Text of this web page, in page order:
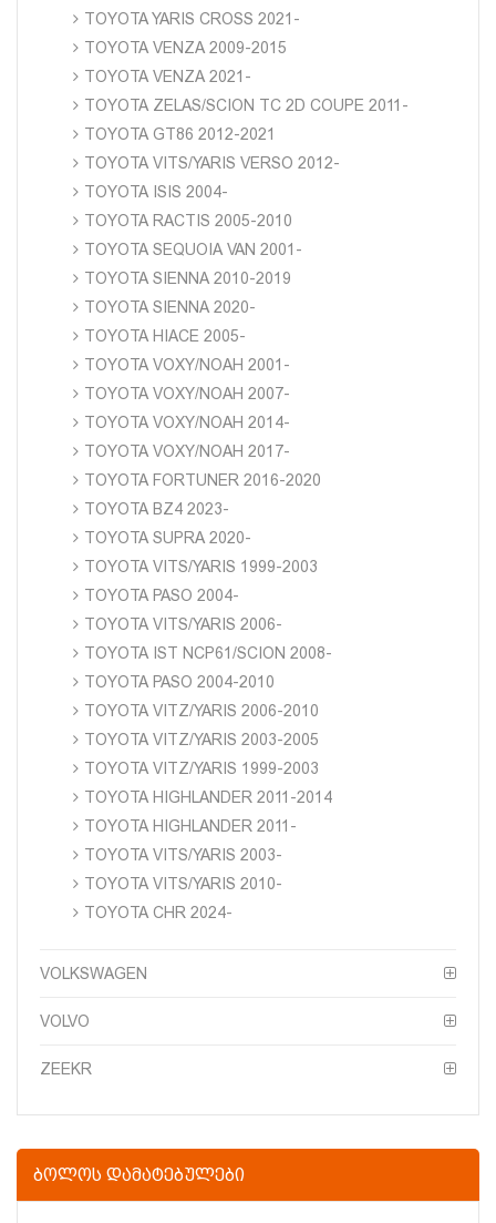
TOYOTA YARIS CROSS 2021-
TOYOTA VENZA 2009-2015
TOYOTA VENZA 2021-
TOYOTA ZELAS/SCION TC 2D COUPE 2011-
TOYOTA GT86 2012-2021
TOYOTA VITS/YARIS VERSO 2012-
TOYOTA ISIS 2004-
TOYOTA RACTIS 2005-2010
TOYOTA SEQUOIA VAN 2001-
TOYOTA SIENNA 2010-2019
TOYOTA SIENNA 2020-
TOYOTA HIACE 2005-
TOYOTA VOXY/NOAH 2001-
TOYOTA VOXY/NOAH 2007-
TOYOTA VOXY/NOAH 2014-
TOYOTA VOXY/NOAH 2017-
TOYOTA FORTUNER 2016-2020
TOYOTA BZ4 2023-
TOYOTA SUPRA 2020-
TOYOTA VITS/YARIS 1999-2003
TOYOTA PASO 2004-
TOYOTA VITS/YARIS 2006-
TOYOTA IST NCP61/SCION 2008-
TOYOTA PASO 2004-2010
TOYOTA VITZ/YARIS 2006-2010
TOYOTA VITZ/YARIS 2003-2005
TOYOTA VITZ/YARIS 1999-2003
TOYOTA HIGHLANDER 2011-2014
TOYOTA HIGHLANDER 2011-
TOYOTA VITS/YARIS 2003-
TOYOTA VITS/YARIS 2010-
TOYOTA CHR 2024-
VOLKSWAGEN
VOLVO
ZEEKR
ᲑᲝᲚᲝᲡ ᲓᲐᲛᲐᲢᲔᲑᲣᲚᲔᲑᲘ